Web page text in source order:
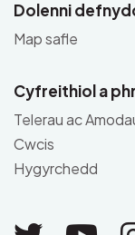
Dolenni
Map safle
Cyfreithiol a
Telerau ac
Cwcis
Hygyrchedd